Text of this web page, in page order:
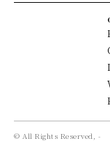
© All Rights Reserved, -